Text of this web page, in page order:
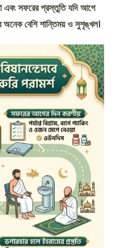
এবং সফরের প্রস্তুতি যদি আগে
অনেক বেশি শান্তিময় ও সুশৃঙ্খল।